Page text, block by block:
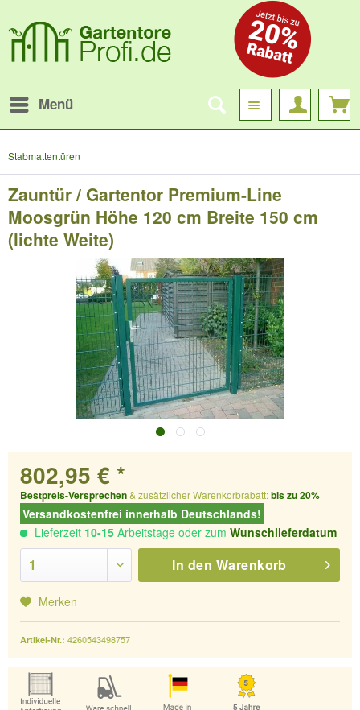
Menü
Stabmattentüren
Zauntür / Gartentor Premium-Line
Moosgrün Höhe 120 cm Breite 150 cm
(lichte Weite)
802,95 € *
Bestpreis-Versprechen& zusätzlicher Warenkorbrabatt:bis zu 20%
Versandkostenfrei innerhalb Deutschlands!
Lieferzeit 10-15 Arbeitstage oder zum Wunschlieferdatum
In den Warenkorb
Merken
Artikel-Nr.: 4260543498757